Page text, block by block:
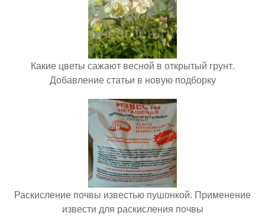
Какие цветы сажают весной в открытый грунт.
Добавление статьи в новую подборку
Раскисление почвы известью пушонкой. Применение
извести для раскисления почвы